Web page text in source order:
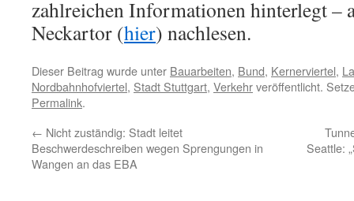
zahlreichen Informationen hinterlegt –
Neckartor (hier) nachlesen.
Dieser Beitrag wurde unter Bauarbeiten, Bund, Kernerviertel,
Nordbahnhofviertel, Stadt Stuttgart, Verkehrveröffentlicht.
Permalink.
← Nicht zuständig: Stadt leitet
Beschwerdeschreiben wegen Sprengungen in
Wangen an das EBA
Seattle: